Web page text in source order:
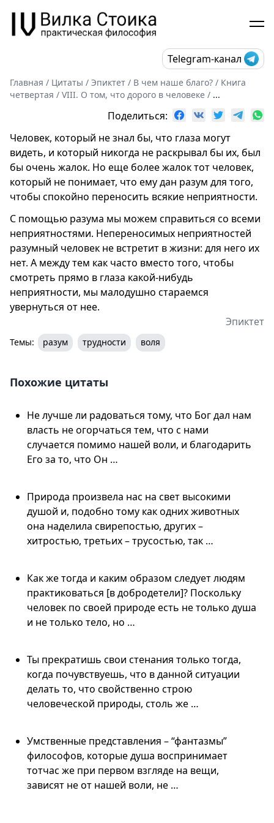
Telegram-канал
Главная / Цитаты / Эпиктет / В чем наше благо? / Книга
четвертая / VIII. О том, что дорого в человеке / ...
Поделиться:
Человек, который не знал бы, что глаза могут
видеть, и который никогда не раскрывал бы их, был
бы очень жалок. Но еще более жалок тот человек,
который не понимает, что ему дан разум для того,
чтобы спокойно переносить всякие неприятности.
С помощью разума мы можем справиться со всеми
неприятностями. Непереносимых неприятностей
разумный человек не встретит в жизни: для него их
нет. А между тем как часто вместо того, чтобы
смотреть прямо в глаза какой-нибудь
неприятности, мы малодушно стараемся
увернуться от нее.
Эпиктет
Темы: разум трудности воля
Похожие цитаты
Не лучше ли радоваться тому, что Бог дал нам
власть не огорчаться тем, что с нами
случается помимо нашей воли, и благодарить
Его за то, что Он …
Природа произвела нас на свет высокими
душой и, подобно тому как одних животных
она наделила свирепостью, других –
хитростью, третьих – трусостью, так …
Как же тогда и каким образом следует людям
практиковаться [в добродетели]? Поскольку
человек по своей природе есть не только душа
и не только тело, но …
Ты прекратишь свои стенания только тогда,
когда почувствуешь, что в данной ситуации
делать то, что свойственно строю
человеческой природы, столь же …
Умственные представления – “фантазмы”
философов, которые душа воспринимает
тотчас же при первом взгляде на вещи,
зависят не от нашей воли, не …